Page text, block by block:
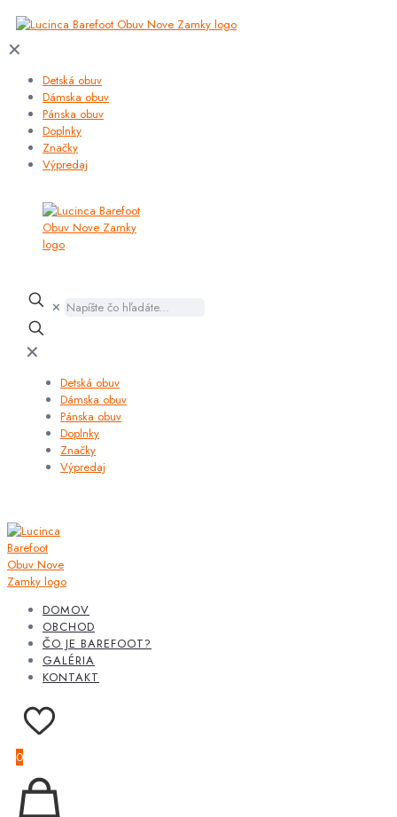
✕
Detská obuv
Dámska obuv
Pánska obuv
Doplnky
Značky
Výpredaj
✕
✕
Detská obuv
Dámska obuv
Pánska obuv
Doplnky
Značky
Výpredaj
DOMOV
OBCHOD
ČO JE BAREFOOT?
GALÉRIA
KONTAKT
0